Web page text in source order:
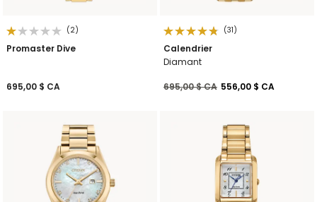
(2)
Promaster Dive
695,00 $ CA
(31)
Calendrier
Diamant
Prix réduit de
695,00 $ CAà556,00 $ CA